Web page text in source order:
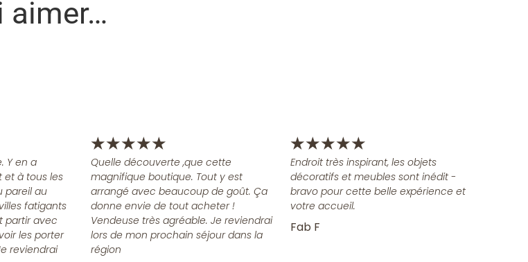
aimer…
Y en a
à tous les
pareil au
fatigants
partir avec
les porter
reviendrai
★★★★★
Quelle découverte ,que cette
magnifique boutique. Tout y est
arrangé avec beaucoup de goût. Ça
donne envie de tout acheter !
Vendeuse très agréable. Je reviendrai
lors de mon prochain séjour dans la
région
★★★★★
Endroit très inspirant, les objets
décoratifs et meubles sont inédit -
bravo pour cette belle expérience et
votre accueil.
Fab F